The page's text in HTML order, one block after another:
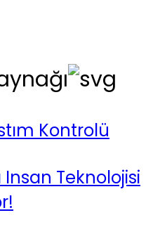
Kontrolü
Teknolojisi